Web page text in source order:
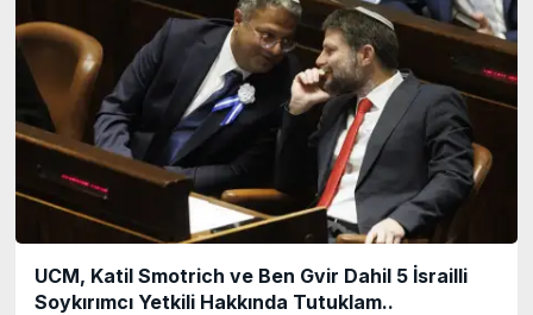
UCM, Katil Smotrich ve Ben Gvir Dahil 5 İsrailli
Soykırımcı Yetkili Hakkında Tutuklam..